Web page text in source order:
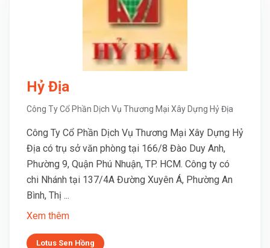
Hỷ Địa
Công Ty Cổ Phần Dịch Vụ Thương Mại Xây Dựng Hỷ Địa
Công Ty Cổ Phần Dịch Vụ Thương Mại Xây Dựng Hỷ
Địa có trụ sở văn phòng tại 166/8 Đào Duy Anh,
Phường 9, Quận Phú Nhuận, TP. HCM. Công ty có
chi Nhánh tại 137/4A Đường Xuyên Á, Phường An
Bình, Thị ...
Xem thêm
Lotus Sen Hồng